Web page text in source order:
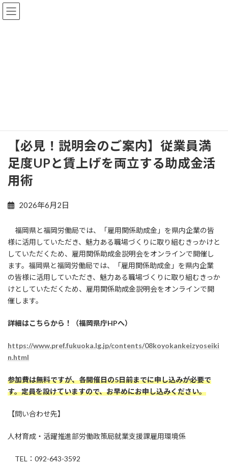
コ
ン
ナ
ビ
【必見！説明会のご案内】従業員満
足度UPと賃上げを両立する助成金活
用術
2026年6月2日
福岡県と福岡労働局では、「雇用関係助成金」を県内企業の皆
様に活用していただき、魅力ある職場づくりに取り組むきっかけと
していただくため、雇用関係助成金説明会をオンラインで開催し
ます。福岡県と福岡労働局では、「雇用関係助成金」を県内企業
の皆様に活用していただき、魅力ある職場づくりに取り組むきっか
けとしていただくため、雇用関係助成金説明会をオンラインで開
催します。
詳細はこちらから！（福岡県庁HPへ）
https://www.pref.fukuoka.lg.jp/contents/08koyokankeizyoseiki
n.html
参加費は無料ですが、各開催日の5日前までに申し込みが必要で
す。定員を設けていますので、お早めにお申し込みください。
【問い合わせ先】
人材育成・活躍推進部労働政策局就業支援課雇用環境係
TEL：092-643-3592